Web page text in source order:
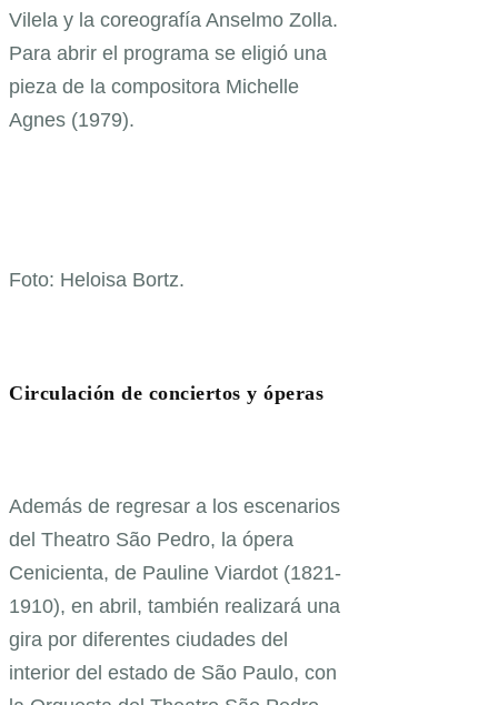
Vilela y la coreografía Anselmo Zolla.
Para abrir el programa se eligió una
pieza de la compositora Michelle
Agnes (1979).
Foto: Heloisa Bortz.
Circulación de conciertos y óperas
Además de regresar a los escenarios
del Theatro São Pedro, la ópera
Cenicienta, de Pauline Viardot (1821-
1910), en abril, también realizará una
gira por diferentes ciudades del
interior del estado de São Paulo, con